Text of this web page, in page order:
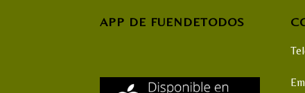
APP DE FUENDETODOS